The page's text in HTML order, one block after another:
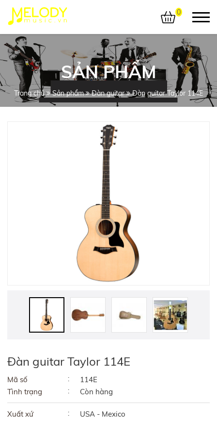
0
SẢN PHẨM
Trang chủ Sản phẩm Đàn guitar Đàn guitar Taylor 114E
Đàn guitar Taylor 114E
Mã số
114E
Tình trạng
Còn hàng
Xuất xứ
USA - Mexico